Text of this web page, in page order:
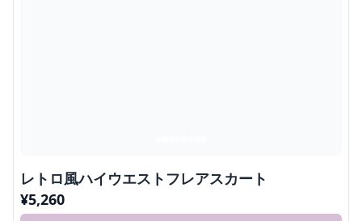
レトロ風ハイウエストフレアスカート
¥5,260